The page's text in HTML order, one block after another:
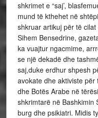
shkrimet e “saj’,
mund të kthehet në
shkruar artikuj për të
Sihem Bensedrine,
ka vuajtur ngacmime,
se një dekadë dhe
saj,duke erdhur shpesh
avokate dhe aktiviste
dhe Botës Arabe në
shkrimtarë në Bashkimin
burg dhe psikiatri. Midis